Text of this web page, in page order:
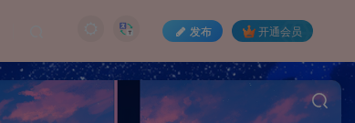
发布 开通会员